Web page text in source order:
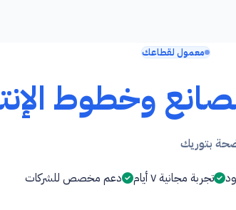
معمول لقطاعك
وخطوط
بتوريك
تجربة مجانية ٧ أيام دعم مخصص للشركات